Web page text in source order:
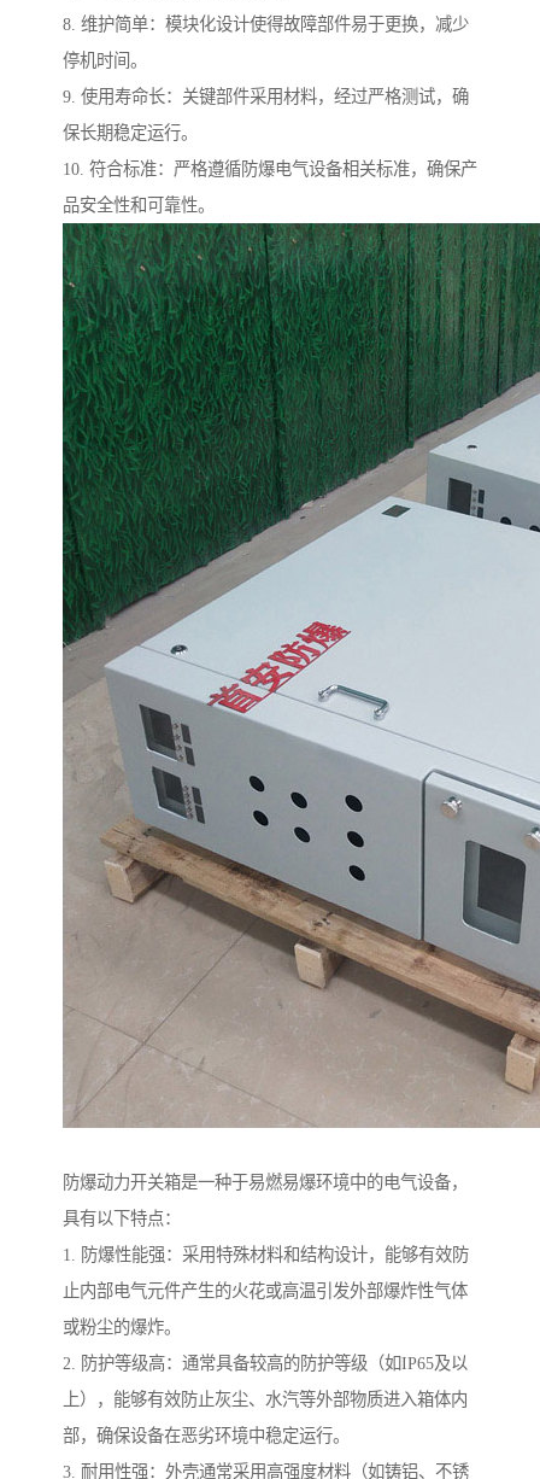
8. 维护简单：模块化设计使得故障部件易于更换，减少
停机时间。
9. 使用寿命长：关键部件采用材料，经过严格测试，确
保长期稳定运行。
10. 符合标准：严格遵循防爆电气设备相关标准，确保产
品安全性和可靠性。
防爆动力开关箱是一种于易燃易爆环境中的电气设备，
具有以下特点：
1. 防爆性能强：采用特殊材料和结构设计，能够有效防
止内部电气元件产生的火花或高温引发外部爆炸性气体
或粉尘的爆炸。
2. 防护等级高：通常具备较高的防护等级（如IP65及以
上），能够有效防止灰尘、水汽等外部物质进入箱体内
部，确保设备在恶劣环境中稳定运行。
3. 耐用性强：外壳通常采用高强度材料（如铸铝、不锈